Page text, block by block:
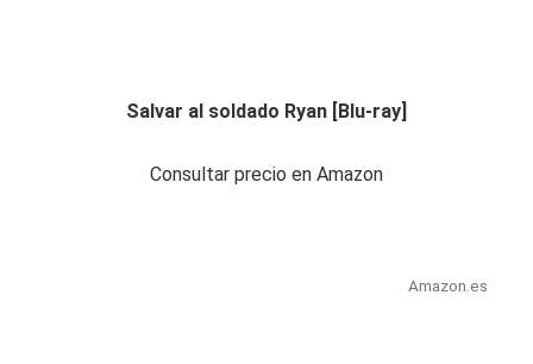
Salvar al soldado Ryan [Blu-ray]
Consultar precio en Amazon
Amazon.es